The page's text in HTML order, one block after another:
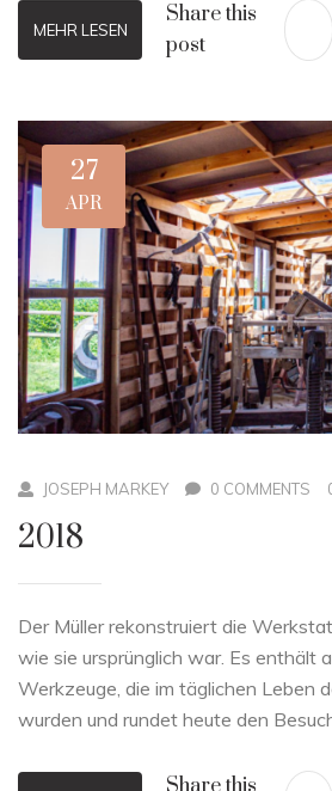
MEHR LESEN
Share this
post
27
APR
JOSEPH MARKEY 0 COMMENTS
2018
Der Müller rekonstruiert die
wie sie ursprünglich war. Es enthält
Werkzeuge, die im täglichen Leben
wurden und rundet heute den